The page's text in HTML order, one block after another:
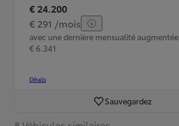
€ 24.200
€ 291 /mois
avec une dernière mensualité
€ 6.341
Détails
Sauvegardez